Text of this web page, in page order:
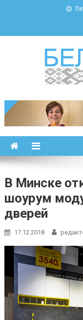
Беларусь
В Минске
шоурум
дверей
17.12.2018